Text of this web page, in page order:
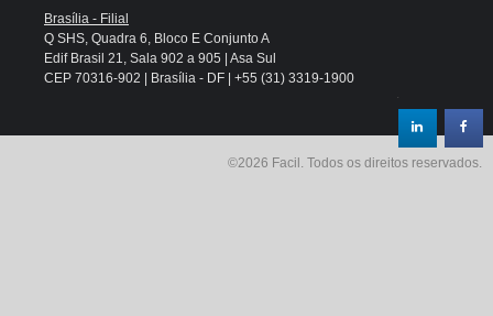
Brasília - Filial
Q SHS, Quadra 6, Bloco E Conjunto A
Edif Brasil 21, Sala 902 a 905 | Asa Sul
CEP 70316-902 | Brasília - DF | +55 (31) 3319-1900
.
©2026 Facil. Todos os direitos reservados.